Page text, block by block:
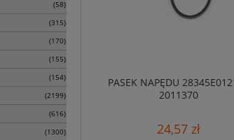
(58)
(315)
(170)
(155)
(154)
(2199)
(616)
(1300)
PASEK NAPĘDU
2011370
24,57 zł